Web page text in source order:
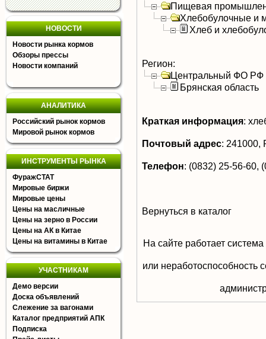
НОВОСТИ
Новости рынка кормов
Обзоры прессы
Новости компаний
АНАЛИТИКА
Российский рынок кормов
Мировой рынок кормов
ИНСТРУМЕНТЫ РЫНКА
ФуражСТАТ
Мировые биржи
Мировые цены
Цены на масличные
Цены на зерно в России
Цены на АК в Китае
Цены на витамины в Китае
УЧАСТНИКАМ
Демо версии
Доска объявлений
Слежение за вагонами
Каталог предприятий АПК
Подписка
Пищевая
Хлебобулочные и
Хлеб и
Регион:
Центральный ФО РФ
Брянская область
Краткая информация:
Почтовый адрес: 241000,
Телефон: (0832) 25-56-60,
Вернуться в каталог
На сайте работает
или неработоспособность